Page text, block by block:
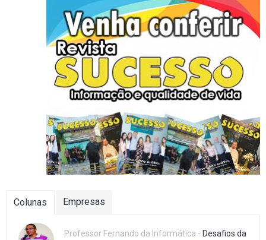
Colunas Empresas
Professor Fernando da Informática - Desafios da